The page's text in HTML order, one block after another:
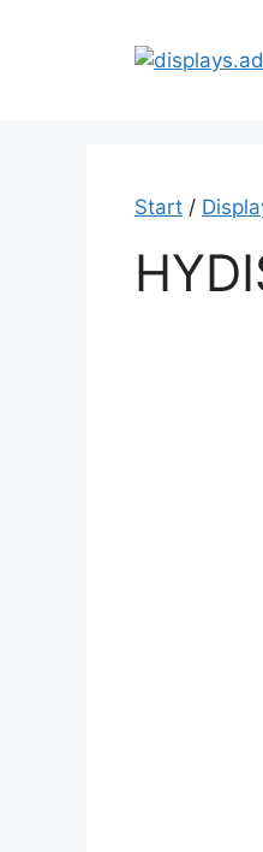
Start /